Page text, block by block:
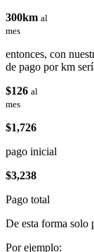
300km al
mes
entonces, con
de pago por km
$126 al
mes
$1,726
pago inicial
$3,238
Pago total
De esta forma solo
Por ejemplo: